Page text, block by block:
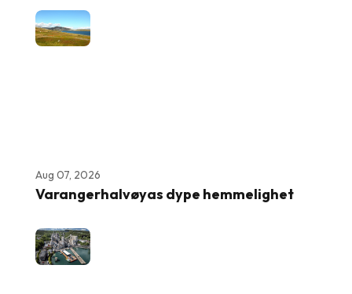
Aug 07, 2026
Varangerhalvøyas dype hemmelighet